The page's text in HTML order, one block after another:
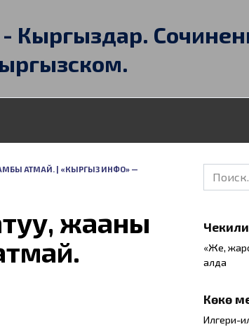
Кыргыздар.
АТМАЙ. | «КЫРГЫЗ ИНФО» —
жааны
Search
for:
«Же,
алда
Көкө
Илгери-